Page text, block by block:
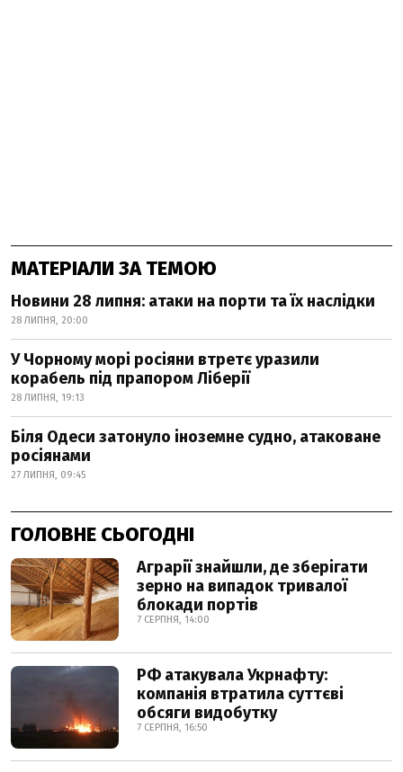
МАТЕРІАЛИ ЗА ТЕМОЮ
Новини 28 липня: атаки на порти та їх наслідки
28 ЛИПНЯ, 20:00
У Чорному морі росіяни втретє уразили
корабель під прапором Ліберії
28 ЛИПНЯ, 19:13
Біля Одеси затонуло іноземне судно, атаковане
росіянами
27 ЛИПНЯ, 09:45
ГОЛОВНЕ СЬОГОДНІ
Аграрії знайшли, де зберігати
зерно на випадок тривалої
блокади портів
7 СЕРПНЯ, 14:00
РФ атакувала Укрнафту:
компанія втратила суттєві
обсяги видобутку
7 СЕРПНЯ, 16:50